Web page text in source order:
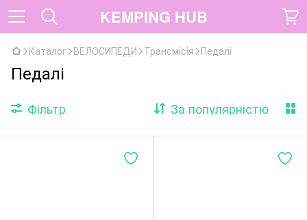
KEMPING HUB
Каталог ВЕЛОСИПЕДИ Трансмісія Педалі
Педалі
Фільтр За популярністю